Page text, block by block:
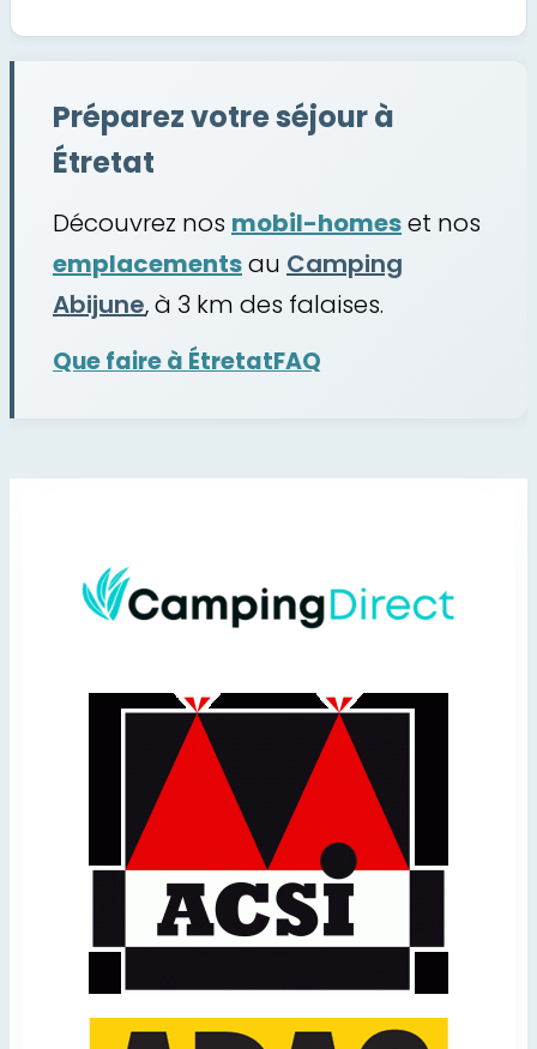
Préparez votre séjour à
Étretat
Découvrez nos mobil-homeset nos
emplacementsau Camping
Abijune, à 3 km des falaises.
Que faire à ÉtretatFAQ